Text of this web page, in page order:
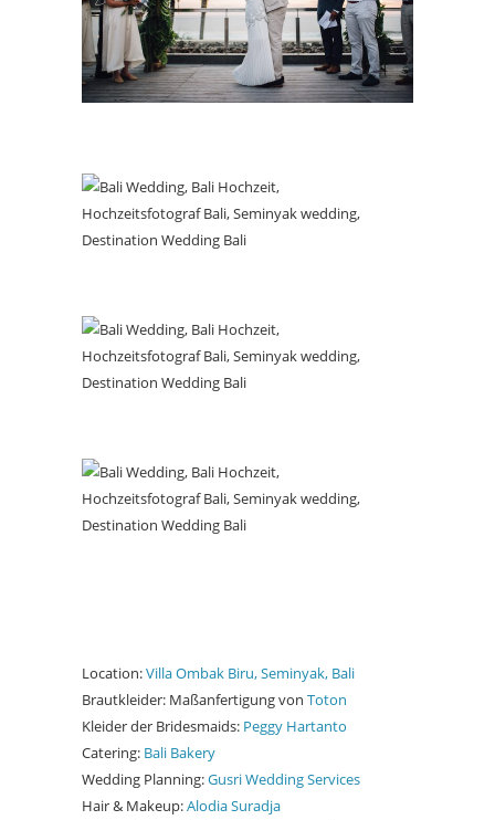
Location:Villa Ombak Biru, Seminyak, Bali
Brautkleider: Maßanfertigung von Toton
Kleider der Bridesmaids: Peggy Hartanto
Catering: Bali Bakery
Wedding Planning:Gusri Wedding Services
Hair & Makeup:Alodia Suradja